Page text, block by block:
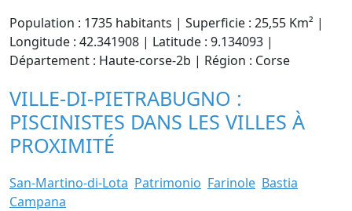
Population : 1735 habitants | Superficie : 25,55 Km² |
Longitude : 42.341908 | Latitude : 9.134093 |
Département : Haute-corse-2b | Région : Corse
VILLE-DI-PIETRABUGNO :
PISCINISTES DANS LES VILLES À
PROXIMITÉ
San-Martino-di-Lota Patrimonio Farinole Bastia
Campana